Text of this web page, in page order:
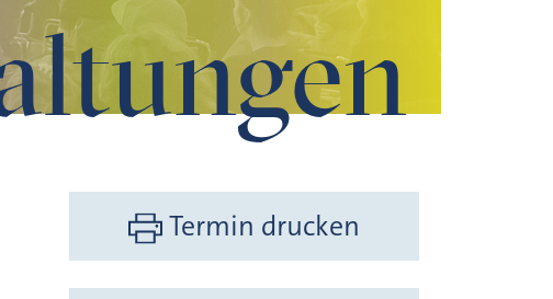
des Venustransits"
Termin drucken